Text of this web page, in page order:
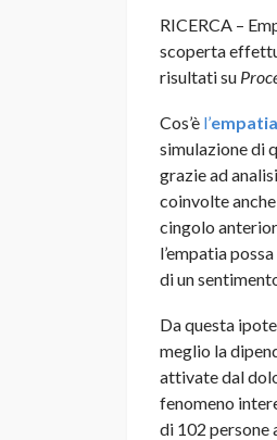
RICERCA –
scoperta
risultati su
Cos’è l’empatia
simulazione di
grazie ad
coinvolte
cingolo
l’empatia
di un
Da questa
meglio la
attivate dal
fenomeno
di 102 persone